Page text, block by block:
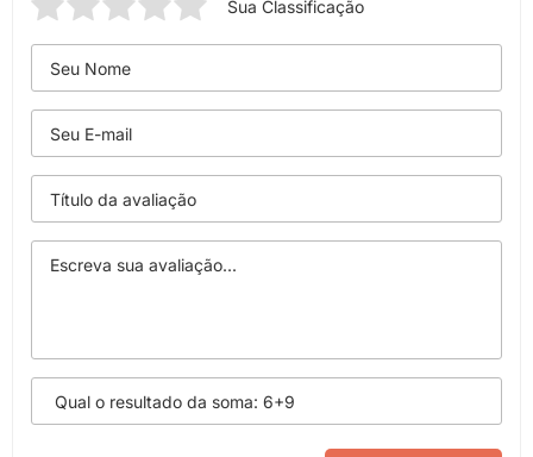
Sua Classificação